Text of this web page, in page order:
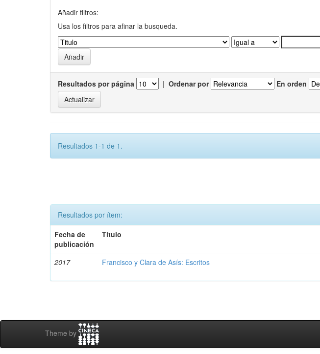
Añadir filtros:
Usa los filtros para afinar la busqueda.
Resultados por página | Ordenar por En orden
Resultados 1-1 de 1.
Resultados por ítem:
Fecha de
publicación
Título
2017 Francisco y Clara de Asís: Escritos
Theme by